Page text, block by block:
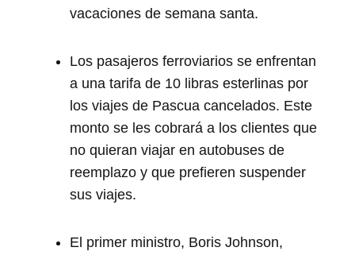
vacaciones de semana santa.
Los pasajeros ferroviarios se enfrentan
a una tarifa de 10 libras esterlinas por
los viajes de Pascua cancelados. Este
monto se les cobrará a los clientes que
no quieran viajar en autobuses de
reemplazo y que prefieren suspender
sus viajes.
El primer ministro, Boris Johnson,